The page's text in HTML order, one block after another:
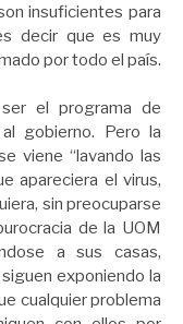
insuficientes para
decir que es muy
por todo el país.
el programa de
gobierno. Pero la
viene “lavando las
apareciera el virus,
sin preocuparse
de la UOM
a sus casas,
exponiendo la
cualquier problema